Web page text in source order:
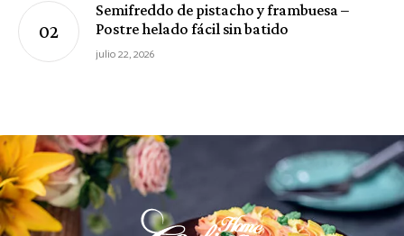
Semifreddo de pistacho y frambuesa –
Postre helado fácil sin batido
julio 22, 2026